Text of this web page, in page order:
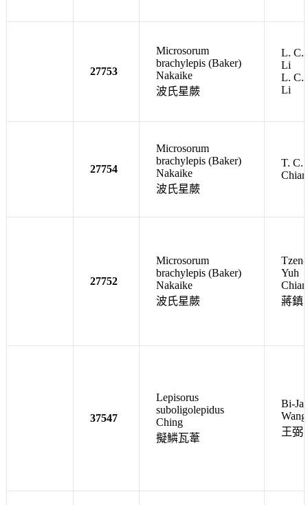
27753
Microsorum
brachylepis (Baker)
Nakaike
波氏星蕨
L. C.
Li
L. C.
Li
27754
Microsorum
brachylepis (Baker)
Nakaike
波氏星蕨
T. C.
27752
Microsorum
brachylepis (Baker)
Nakaike
波氏星蕨
Tzen-
Yuh
蔣鎮
37547
Lepisorus
suboligolepidus
Ching
擬鱗瓦葦
Bi-
Wang
王弼